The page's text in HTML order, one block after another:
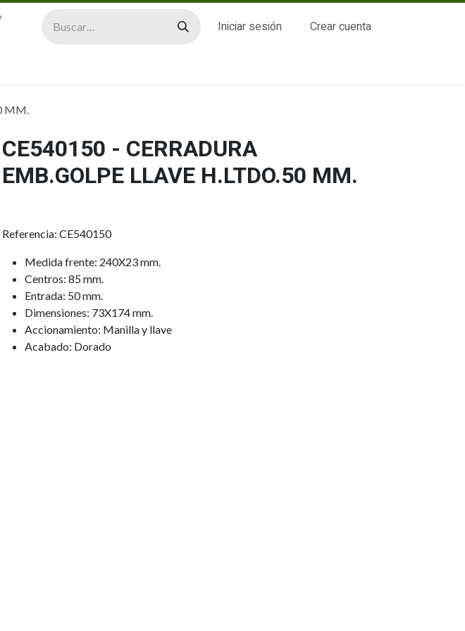
Iniciar sesión Crear cuenta
MM.
CE540150 - CERRADURA
EMB.GOLPE LLAVE H.LTDO.50 MM.
Referencia: CE540150
Medida frente: 240X23 mm.
Centros: 85 mm.
Entrada: 50 mm.
Dimensiones: 73X174 mm.
Accionamiento: Manilla y llave
Acabado: Dorado